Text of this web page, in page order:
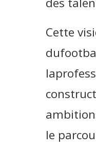
Cette
le